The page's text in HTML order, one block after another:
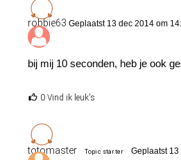
robbie63 Geplaatst 13 dec 2014 om
bij mij 10 seconden, heb je ook
0 Vind ik leuk's
totomaster Topic starter Geplaatst